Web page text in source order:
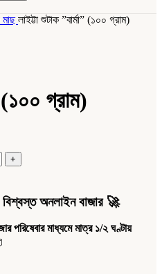
মাছলাইট্টা শুটাক ”বার্মা” (১০০ গ্রাম)
(১০০ গ্রাম)
অনলাইন বাজার🚀
পরিষেবার মাধ্যমে মাত্র ১/২ ঘণ্টায়